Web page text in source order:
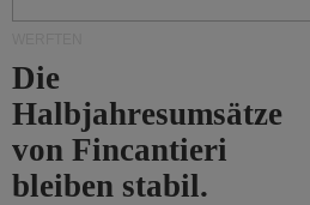
Die
Halbjahresumsätze
von Fincantieri
bleiben stabil.